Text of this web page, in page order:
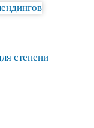
степени